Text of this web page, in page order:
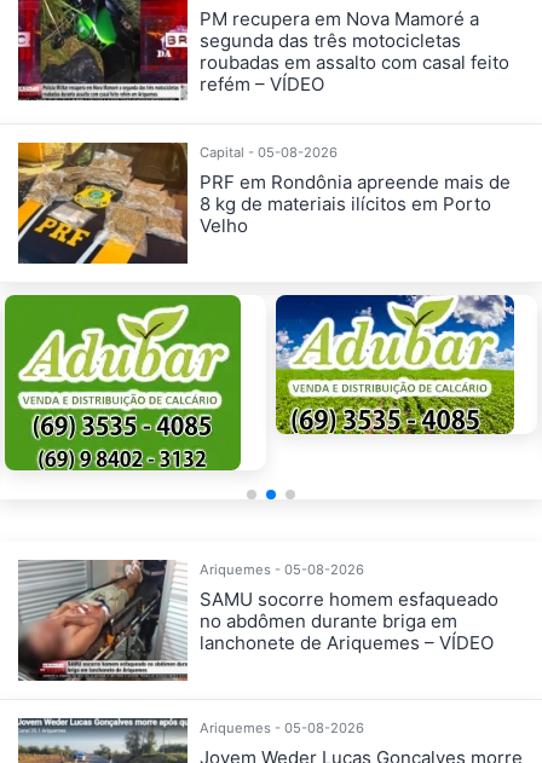
PM recupera em Nova Mamoré a
segunda das três motocicletas
roubadas em assalto com casal feito
refém – VÍDEO
Capital - 05-08-2026
PRF em Rondônia apreende mais de
8 kg de materiais ilícitos em Porto
Velho
Ariquemes - 05-08-2026
SAMU socorre homem esfaqueado
no abdômen durante briga em
lanchonete de Ariquemes – VÍDEO
Ariquemes - 05-08-2026
Jovem Weder Lucas Gonçalves morre